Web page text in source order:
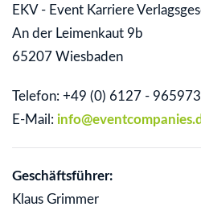
EKV - Event Karriere
An der Leimenkaut 9b
65207 Wiesbaden
Telefon: +49 (0) 6127 -
E-Mail:
Geschäftsführer:
Klaus Grimmer